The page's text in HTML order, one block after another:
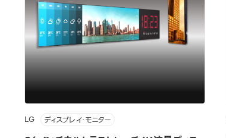
LG ディスプレイ・モニター